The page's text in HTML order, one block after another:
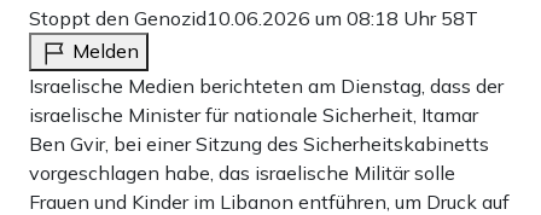
Stoppt den Genozid10.06.2026 um 08:18 Uhr 58T
Melden
Israelische Medien berichteten am Dienstag, dass der
israelische Minister für nationale Sicherheit, Itamar
Ben Gvir, bei einer Sitzung des Sicherheitskabinetts
vorgeschlagen habe, das israelische Militär solle
Frauen und Kinder im Libanon entführen, um Druck auf